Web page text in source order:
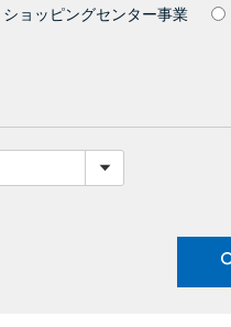
ショッピングセンター事業